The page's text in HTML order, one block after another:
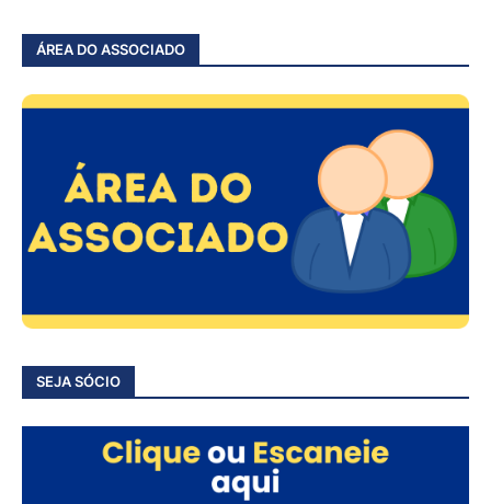
ÁREA DO ASSOCIADO
SEJA SÓCIO